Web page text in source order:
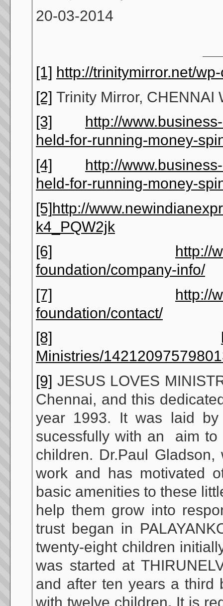
20-03-2014
[1] http://trinitymirror.net/
[2] Trinity Mirror, CHENNAI
[3]
http://
held-for-running-money-
[4]
http://
held-for-running-money-
[5]http://
k4_PQW2jk
[6]
http://
foundation/company-info/
[7]
http://
foundation/contact/
[8]
Ministries/
[9] JESUS LOVES
Chennai, and this
year 1993. It was laid by
sucessfully with an aim to
children. Dr.Paul
work and has motivated
basic amenities to these
help them grow into
trust began in
twenty-eight children
was started at
and after ten years a
with twelve children. It is